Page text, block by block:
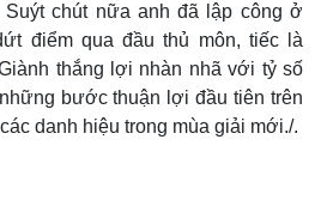
Thị trường
Giá vàng
Suýt chút nữa anh đã lập công ở
điểm qua đầu thủ môn, tiếc là
thắng lợi nhàn nhã với tỷ số
bước thuận lợi đầu tiên trên
danh hiệu trong mùa giải mới./.